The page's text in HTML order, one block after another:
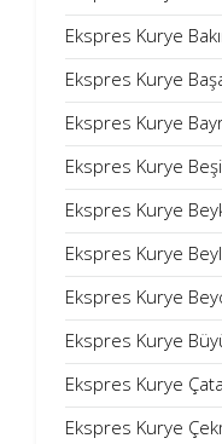
Ekspres Kurye
Ekspres Kurye
Ekspres Kurye
Ekspres Kurye
Ekspres Kurye
Ekspres Kurye
Ekspres Kurye
Ekspres Kurye
Ekspres Kurye
Ekspres Kurye